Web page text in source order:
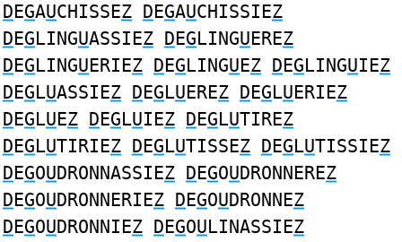
DEGAUCHISSEZ DEGAUCHISSIEZ
DEGLINGUASSIEZ DEGLINGUEREZ
DEGLINGUERIEZ DEGLINGUEZ DEGLINGUIEZ
DEGLUASSIEZ DEGLUEREZ DEGLUERIEZ
DEGLUEZ DEGLUIEZ DEGLUTIREZ
DEGLUTIRIEZ DEGLUTISSEZ DEGLUTISSIEZ
DEGOUDRONNASSIEZ DEGOUDRONNEREZ
DEGOUDRONNERIEZ DEGOUDRONNEZ
DEGOUDRONNIEZ DEGOULINASSIEZ